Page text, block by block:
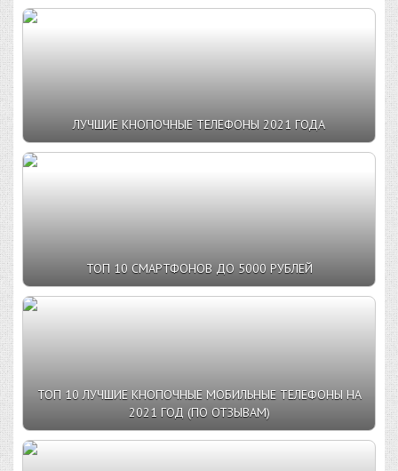
ЛУЧШИЕ КНОПОЧНЫЕ ТЕЛЕФОНЫ 2021 ГОДА
ТОП 10 СМАРТФОНОВ ДО 5000 РУБЛЕЙ
ТОП 10 ЛУЧШИЕ КНОПОЧНЫЕ МОБИЛЬНЫЕ ТЕЛЕФОНЫ НА
2021 ГОД (ПО ОТЗЫВАМ)